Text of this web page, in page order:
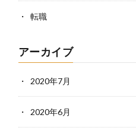
転職
アーカイブ
2020年7月
2020年6月